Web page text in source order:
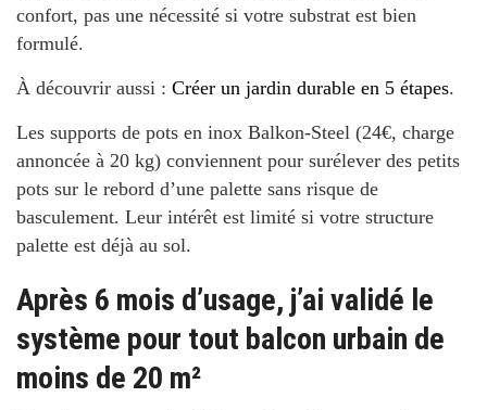
confort, pas une nécessité si votre substrat est bien
formulé.
À découvrir aussi : Créer un jardin durable en 5 étapes.
Les supports de pots en inox Balkon-Steel (24€, charge
annoncée à 20 kg) conviennent pour surélever des petits
pots sur le rebord d’une palette sans risque de
basculement. Leur intérêt est limité si votre structure
palette est déjà au sol.
Après 6 mois d’usage, j’ai validé le
système pour tout balcon urbain de
moins de 20 m²